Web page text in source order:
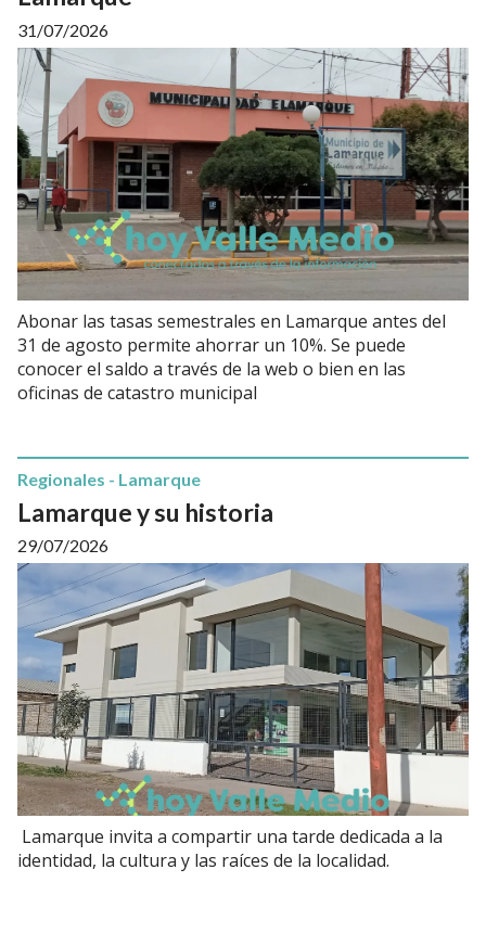
31/07/2026
Abonar las tasas semestrales en Lamarque antes del
31 de agosto permite ahorrar un 10%. Se puede
conocer el saldo a través de la web o bien en las
oficinas de catastro municipal
Lamarque y su historia
Regionales - Lamarque
29/07/2026
Lamarque invita a compartir una tarde dedicada a la
identidad, la cultura y las raíces de la localidad.